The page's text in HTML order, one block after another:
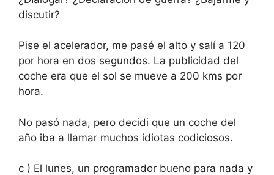
discutir?
Pise el acelerador, me pasé el alto y salí a 120
por hora en dos segundos. La publicidad del
coche era que el sol se mueve a 200 kms por
hora.
No pasó nada, pero decidi que un coche del
año iba a llamar muchos idiotas codiciosos.
c ) El lunes, un programador bueno para nada y